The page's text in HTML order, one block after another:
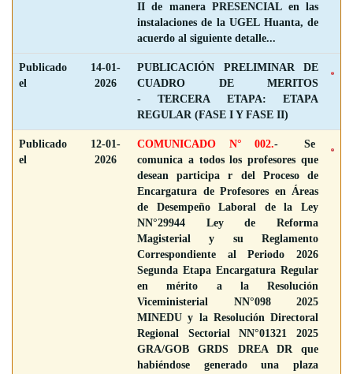
II de manera PRESENCIAL en las
instalaciones de la UGEL Huanta, de
acuerdo al siguiente detalle...
Publicado
el
14-01-
2026
PUBLICACIÓN PRELIMINAR DE
CUADRO DE MERITOS
- TERCERA ETAPA: ETAPA
REGULAR (FASE I Y FASE II)
Publicado
el
12-01-
2026
COMUNICADO N° 002.- Se
comunica a todos los profesores que
desean participa r del Proceso de
Encargatura de Profesores en Áreas
de Desempeño Laboral de la Ley
NN°29944 Ley de Reforma
Magisterial y su Reglamento
Correspondiente al Periodo 2026
Segunda Etapa Encargatura Regular
en mérito a la Resolución
Viceministerial NN°098 2025
MINEDU y la Resolución Directoral
Regional Sectorial NN°01321 2025
GRA/GOB GRDS DREA DR que
habiéndose generado una plaza